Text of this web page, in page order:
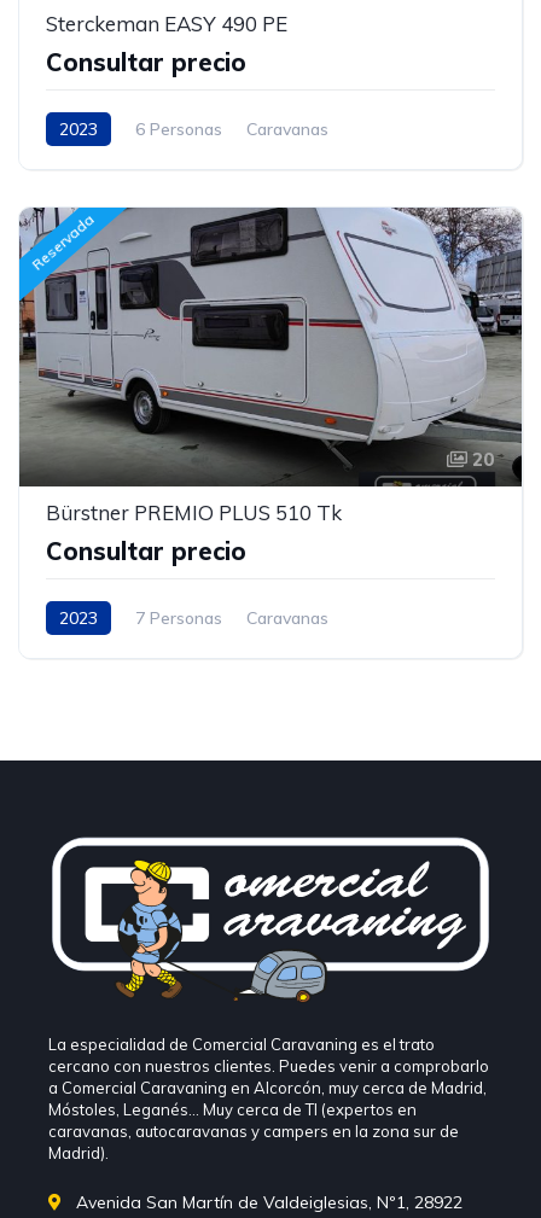
Sterckeman EASY 490 PE
Consultar precio
2023 6 Personas Caravanas
Reservada
20
Bürstner PREMIO PLUS 510 Tk
Consultar precio
2023 7 Personas Caravanas
La especialidad de Comercial Caravaning es el trato
cercano con nuestros clientes. Puedes venir a comprobarlo
a Comercial Caravaning en Alcorcón, muy cerca de Madrid,
Móstoles, Leganés… Muy cerca de TI (expertos en
caravanas, autocaravanas y campers en la zona sur de
Madrid).
Avenida San Martín de Valdeiglesias, Nº1, 28922